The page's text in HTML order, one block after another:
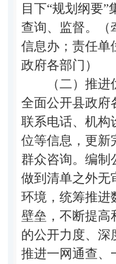
目下“规划纲要”
查询、监督。
信息办；责任单
政府各部门）
（二）推
全面公开县政府
联系电话、机构
位等信息，更新
群众咨询。编制
做到清单之外无
环境，统筹推进
壁垒，不断提高
的公开力度、深
推进一网通查、